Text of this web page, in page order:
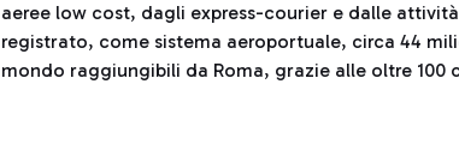
aeree low cost, dagli express-courier e dalle attività
registrato, come sistema aeroportuale, circa 44
mondo raggiungibili da Roma, grazie alle oltre 100